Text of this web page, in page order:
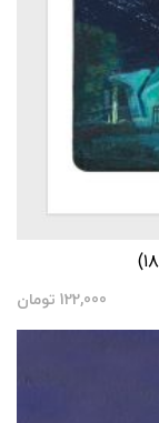
122,000 تومان